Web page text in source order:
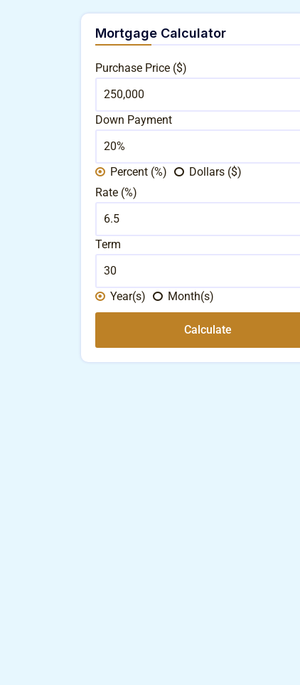
Mortgage Calculator
Purchase Price ($)
Down Payment
Percent (%)
Dollars ($)
Rate (%)
Term
Year(s) Month(s)
Calculate